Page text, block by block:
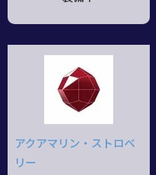
アクアマリン・ストロベ
リー